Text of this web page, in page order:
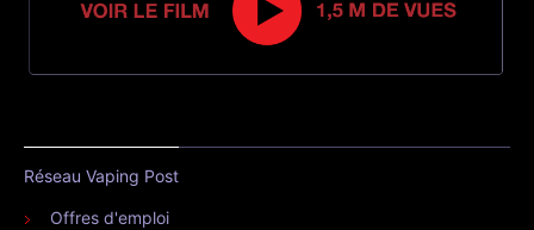
Réseau Vaping Post
Offres d'emploi